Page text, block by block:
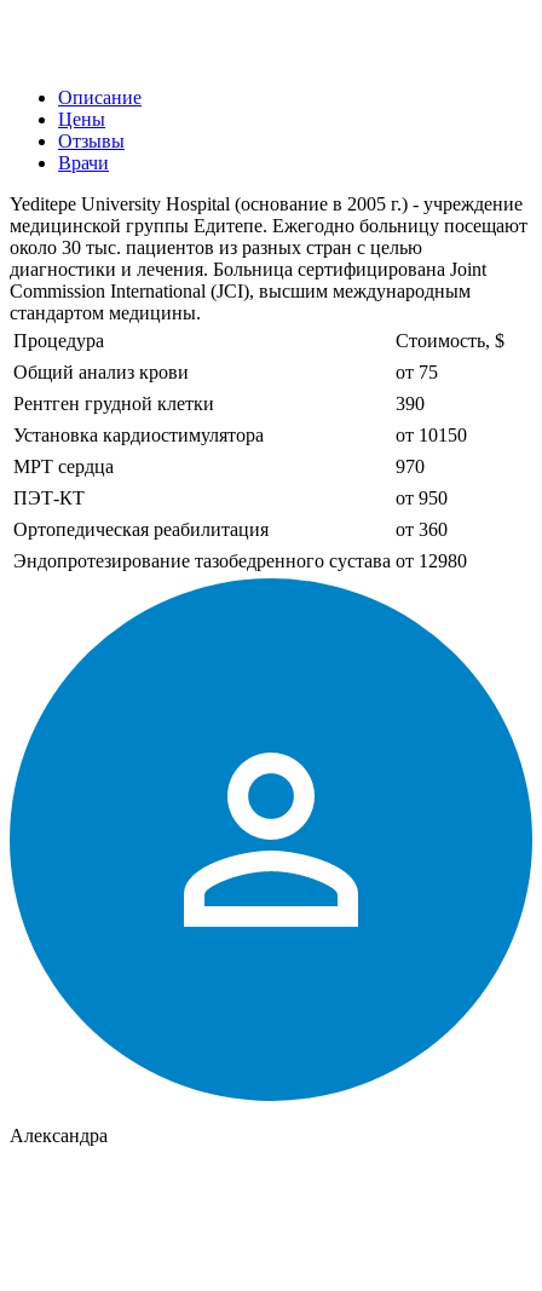
Описание
Цены
Отзывы
Врачи
Yeditepe University Hospital (основание в 2005 г.) - учреждение
медицинской группы Едитепе. Ежегодно больницу посещают
около 30 тыс. пациентов из разных стран с целью
диагностики и лечения. Больница сертифицирована Joint
Commission International (JCI), высшим международным
стандартом медицины.
Процедура
Стоимость, $
Общий анализ крови
от 75
Рентген грудной клетки
390
Установка кардиостимулятора
от 10150
МРТ сердца
970
ПЭТ-КТ
от 950
Ортопедическая реабилитация
от 360
Эндопротезирование тазобедренного сустава от 12980
Александра